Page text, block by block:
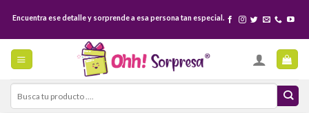
content
Encuentra ese detalle y sorprende a esa persona tan especial.
Search
for: